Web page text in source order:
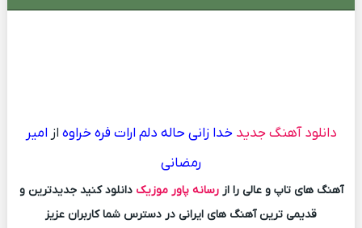
دانلود آهنگ جدید خدا زانی حاله دلم ارات فره خراوه از امیر
رمضانی
آهنگ های تاپ و عالی را ازرسانه پاور موزیک دانلود کنید جدیدترین و
قدیمی ترین آهنگ های ایرانی در دسترس شما کاربران عزیز